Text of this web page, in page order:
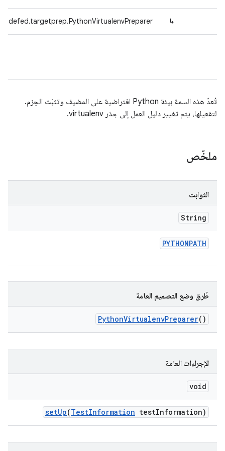
↳
تُعدّ هذه السمة بيئة Python افتراضية على المضيف وتثبّت الحِزم.
لتفعيلها، يتم تغيير دليل العمل إلى جذر virtualenv.
ملخّص
الثوابت
String
PYTHONPATH
طُرق وضع التصميم العامة
PythonVirtualenvPreparer()
الإجراءات العامة
void
setUp(TestInformation testInformation)